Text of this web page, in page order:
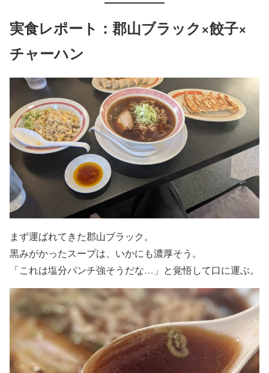
実食レポート：郡山ブラック×餃子×
チャーハン
まず運ばれてきた郡山ブラック。
黒みがかったスープは、いかにも濃厚そう。
「これは塩分パンチ強そうだな…」と覚悟して口に運ぶ。